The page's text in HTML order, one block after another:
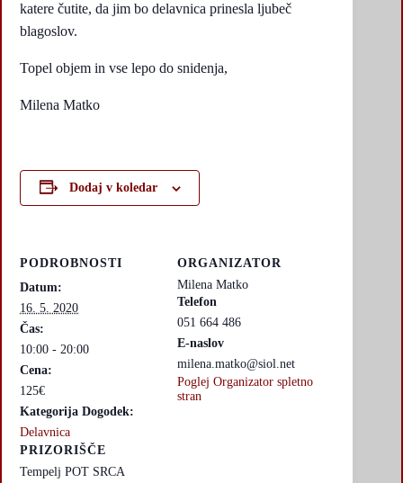
katere čutite, da jim bo delavnica prinesla ljubeč
blagoslov.
Topel objem in vse lepo do snidenja,
Milena Matko
Dodaj v koledar
PODROBNOSTI
Datum:
16. 5. 2020
Čas:
10:00 - 20:00
Cena:
125€
Kategorija Dogodek:
Delavnica
PRIZORIŠČE
Tempelj POT SRCA
ORGANIZATOR
Milena Matko
Telefon
051 664 486
E-naslov
milena.matko@siol.net
Poglej Organizator spletno
stran